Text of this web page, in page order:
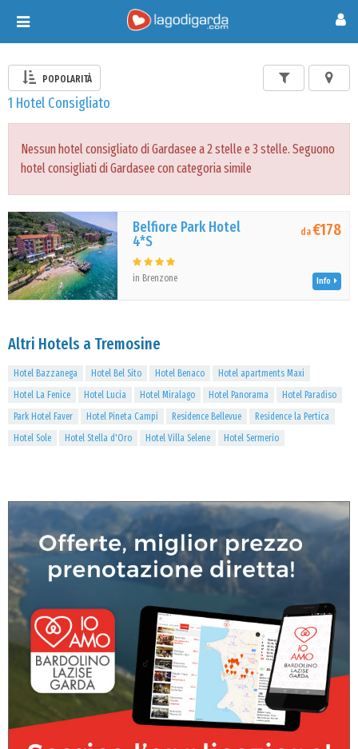
Toggle
navigation
POPOLARITÀ
1 Hotel Consigliato
Nessun hotel consigliato di Gardasee a 2 stelle e 3 stelle. Seguono
hotel consigliati di Gardasee con categoria simile
Belfiore Park Hotel
4*S
in Brenzone
da€178
Info
Altri Hotels a Tremosine
Hotel Bazzanega Hotel Bel Sito Hotel Benaco
Hotel apartments Maxi
Hotel La Fenice
Hotel Lucia Hotel Miralago Hotel Panorama
Hotel Paradiso
Park Hotel Faver
Hotel Pineta Campi Residence Bellevue
Residence la Pertica
Hotel Sole
Hotel Stella d'Oro Hotel Villa Selene Hotel Sermerio